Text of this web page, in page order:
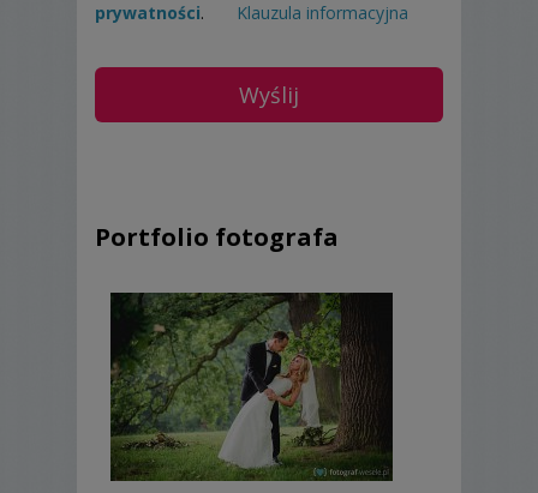
prywatności. Klauzula informacyjna
Portfolio fotografa